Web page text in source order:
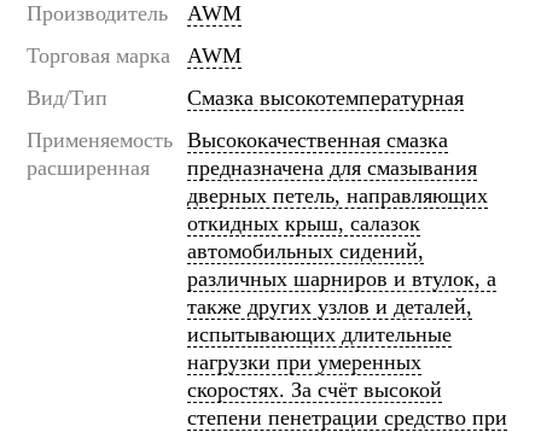
Производитель
AWM
Торговая марка
AWM
Вид/Тип
Смазка высокотемпературная
Применяемость
расширенная
Высококачественная смазка
предназначена для смазывания
дверных петель, направляющих
откидных крыш, салазок
автомобильных сидений,
различных шарниров и втулок, а
также других узлов и деталей,
испытывающих длительные
нагрузки при умеренных
скоростях. За счёт высокой
степени пенетрации средство при